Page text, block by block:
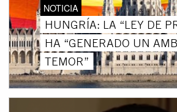
NOTICIA
HUNGRÍA: LA “LEY DE
HA “GENERADO UN
TEMOR”